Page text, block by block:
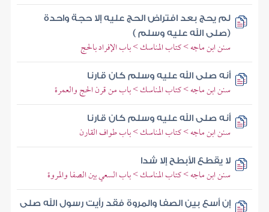
لم يحج بعد افتراض الحج عليه إلا حجة واحدة
(صلى الله عليه وسلم )
سنن ابن ماجه > كتاب المناسك > باب الإفراد بالحج
أنه صلى الله عليه وسلم كان قارنا
سنن ابن ماجه > كتاب المناسك > باب من قرن الحج والعمرة
أنه صلى الله عليه وسلم كان قارنا
سنن ابن ماجه > كتاب المناسك > باب طواف القارن
لا يقطع الأبطح إلا شدا
سنن ابن ماجه > كتاب المناسك > باب السعي بين الصفا والمروة
إن أسع بين الصفا والمروة فقد رأيت رسول الله صلى